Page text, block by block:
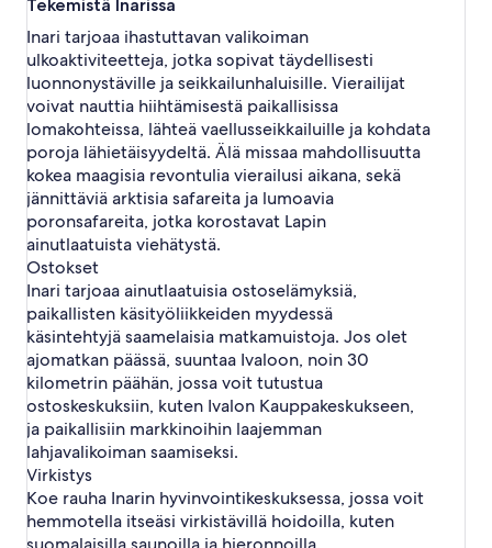
n
v
u
o
k
r
a
u
s
–
I
n
a
r
i
s
i
v
u
n
a
v
a
a
v
a
Tekemistä Inarissa
Inari tarjoaa ihastuttavan valikoiman
ulkoaktiviteetteja, jotka sopivat täydellisesti
luonnonystäville ja seikkailunhaluisille. Vierailijat
voivat nauttia hiihtämisestä paikallisissa
lomakohteissa, lähteä vaellusseikkailuille ja kohdata
poroja lähietäisyydeltä. Älä missaa mahdollisuutta
kokea maagisia revontulia vierailusi aikana, sekä
jännittäviä arktisia safareita ja lumoavia
poronsafareita, jotka korostavat Lapin
ainutlaatuista viehätystä.
Ostokset
Inari tarjoaa ainutlaatuisia ostoselämyksiä,
paikallisten käsityöliikkeiden myydessä
käsintehtyjä saamelaisia matkamuistoja. Jos olet
ajomatkan päässä, suuntaa Ivaloon, noin 30
kilometrin päähän, jossa voit tutustua
ostoskeskuksiin, kuten Ivalon Kauppakeskukseen,
ja paikallisiin markkinoihin laajemman
lahjavalikoiman saamiseksi.
Virkistys
Koe rauha Inarin hyvinvointikeskuksessa, jossa voit
hemmotella itseäsi virkistävillä hoidoilla, kuten